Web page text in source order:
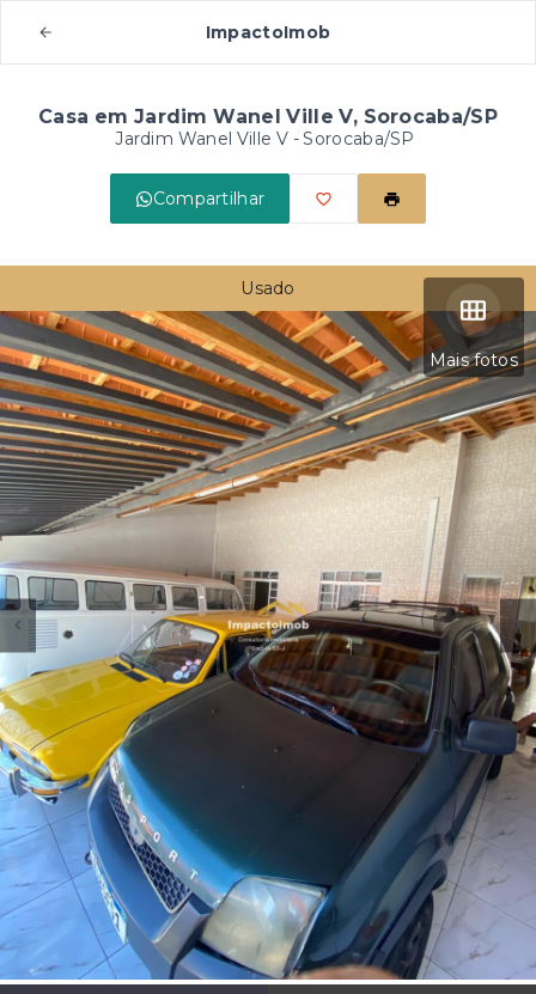
ImpactoImob
Casa em Jardim Wanel Ville V, Sorocaba/SP
Jardim Wanel Ville V - Sorocaba/SP
Compartilhar
Mais fotos
Usado